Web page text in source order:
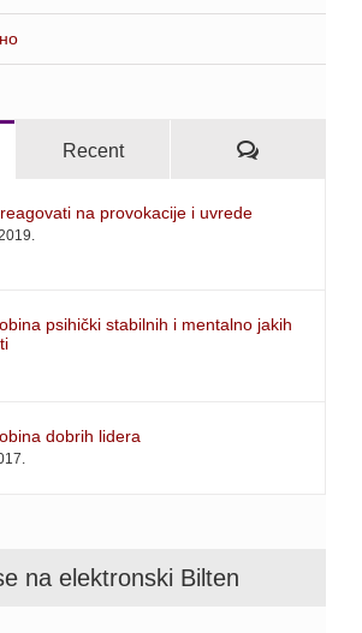
Recent Comments
na provokacije i uvrede
psihički stabilnih i mentalno jakih
dobrih lidera
na elektronski Bilten